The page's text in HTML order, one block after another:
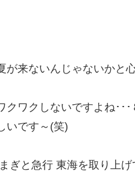
来ないんじゃないかと
ワクしないですよね･･
いです～(笑)
と急行 東海を取り上げ